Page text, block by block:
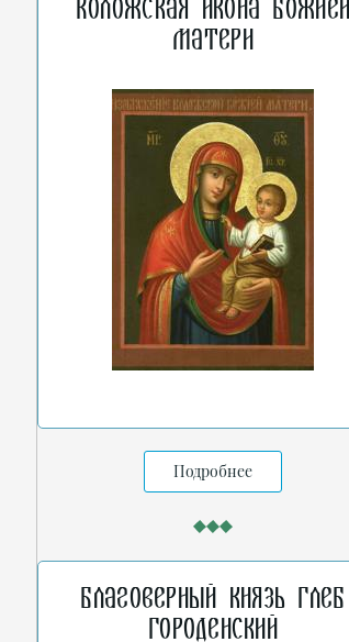
Коложская икона
Матери
Подробнее
Благоверный князь Глеб
Городенский